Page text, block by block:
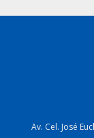
Av. Cel. José